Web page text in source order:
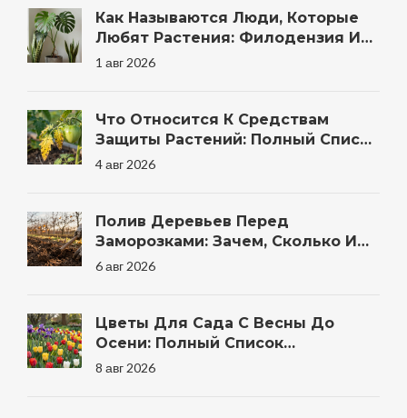
Как Называются Люди, Которые
Любят Растения: Филодензия И
Другие Термины
1 авг 2026
Что Относится К Средствам
Защиты Растений: Полный Список
Препаратов И Методов Для Сада
4 авг 2026
Полив Деревьев Перед
Заморозками: Зачем, Сколько И
Когда Правильно
6 авг 2026
Цветы Для Сада С Весны До
Осени: Полный Список
Неприхотливых Многолетников И
8 авг 2026